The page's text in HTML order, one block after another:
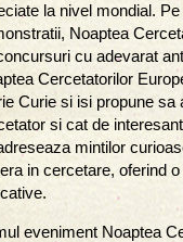
la nivel mondial.
Noaptea
cu adevarat
Cercetatorilor
Curie si isi propune
si cat de
mintilor
in cercetare, oferind
eveniment Noaptea